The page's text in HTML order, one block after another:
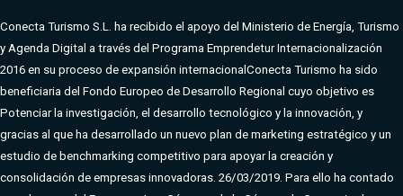
Conecta Turismo S.L. ha recibido el apoyo del Ministerio de Energía, Turismo
y Agenda Digital a través del Programa Emprendetur Internacionalización
2016 en su proceso de expansión internacional Conecta Turismo ha sido
beneficiaria del Fondo Europeo de Desarrollo Regional cuyo objetivo es
Potenciar la investigación, el desarrollo tecnológico y la innovación, y
gracias al que ha desarrollado un nuevo plan de marketing estratégico y un
estudio de benchmarking competitivo para apoyar la creación y
consolidación de empresas innovadoras. 26/03/2019. Para ello ha contado